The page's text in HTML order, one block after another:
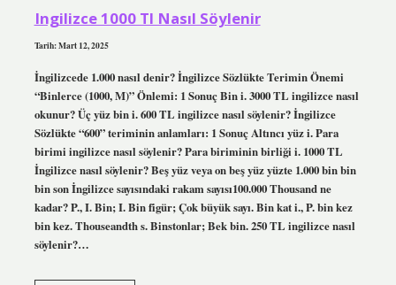
Ingilizce 1000 Tl Nasıl Söylenir
Tarih: Mart 12, 2025
İngilizcede 1.000 nasıl denir? İngilizce Sözlükte Terimin Önemi
“Binlerce (1000, M)” Önlemi: 1 Sonuç Bin i. 3000 TL ingilizce nasıl
okunur? Üç yüz bin i. 600 TL ingilizce nasıl söylenir? İngilizce
Sözlükte “600” teriminin anlamları: 1 Sonuç Altıncı yüz i. Para
birimi ingilizce nasıl söylenir? Para biriminin birliği i. 1000 TL
İngilizce nasıl söylenir? Beş yüz veya on beş yüz yüzte 1.000 bin bin
bin son İngilizce sayısındaki rakam sayısı100.000 Thousand ne
kadar? P., I. Bin; I. Bin figür; Çok büyük sayı. Bin kat i., P. bin kez
bin kez. Thouseandth s. Binstonlar; Bek bin. 250 TL ingilizce nasıl
söylenir?…